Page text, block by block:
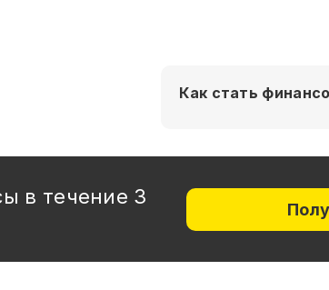
Как стать
в течение 3